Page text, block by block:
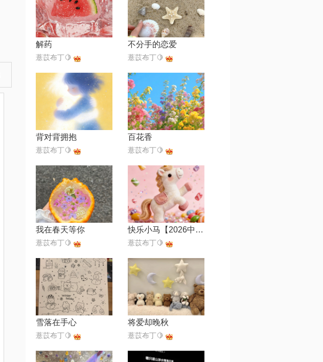
解药
薏苡布丁🍋
不分手的恋爱
薏苡布丁🍋
背对背拥抱
薏苡布丁🍋
百花香
薏苡布丁🍋
我在春天等你
薏苡布丁🍋
快乐小马【2026中央广播电视总台春节联欢晚会】
薏苡布丁🍋
雪落在手心
薏苡布丁🍋
将爱却晚秋
薏苡布丁🍋